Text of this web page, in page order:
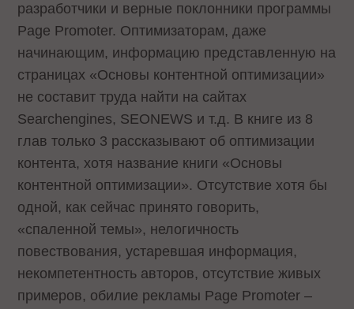
разработчики и верные поклонники программы
Page Promoter. Оптимизаторам, даже
начинающим, информацию представленную на
страницах «Основы контентной оптимизации»
не составит труда найти на сайтах
Searchengines, SEONEWS и т.д. В книге из 8
глав только 3 рассказывают об оптимизации
контента, хотя название книги «Основы
контентной оптимизации». Отсутствие хотя бы
одной, как сейчас принято говорить,
«спаленной темы», нелогичность
повествования, устаревшая информация,
некомпетентность авторов, отсутствие живых
примеров, обилие рекламы Page Promoter –